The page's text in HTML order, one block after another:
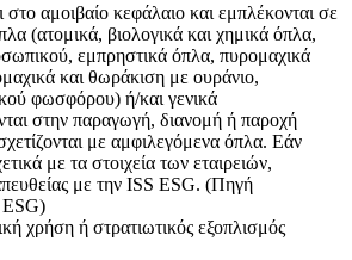
στο αμοιβαίο κεφάλαιο και εμπλέκονται σε
(ατομικά, βιολογικά και χημικά όπλα,
εμπρηστικά όπλα, πυρομαχικά
και θωράκιση με ουράνιο,
φωσφόρου) ή/και γενικά
στην παραγωγή, διανομή ή παροχή
με αμφιλεγόμενα όπλα. Εάν
με τα στοιχεία των εταιρειών,
με την ISS ESG. (Πηγή
χρήση ή στρατιωτικός εξοπλισμός